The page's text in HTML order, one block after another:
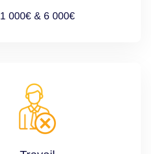
1 000€ & 6 000€